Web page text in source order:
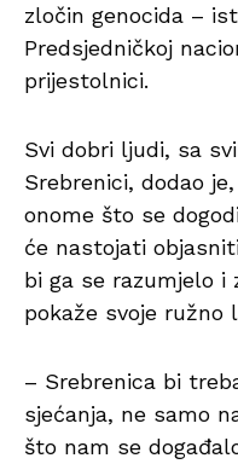
zločin genocida –
Predsjedničkoj
prijestolnici.
Svi dobri ljudi, sa
Srebrenici, dodao
onome što se
će nastojati
bi ga se razumjelo i
pokaže svoje ružno
– Srebrenica bi
sjećanja, ne samo
što nam se